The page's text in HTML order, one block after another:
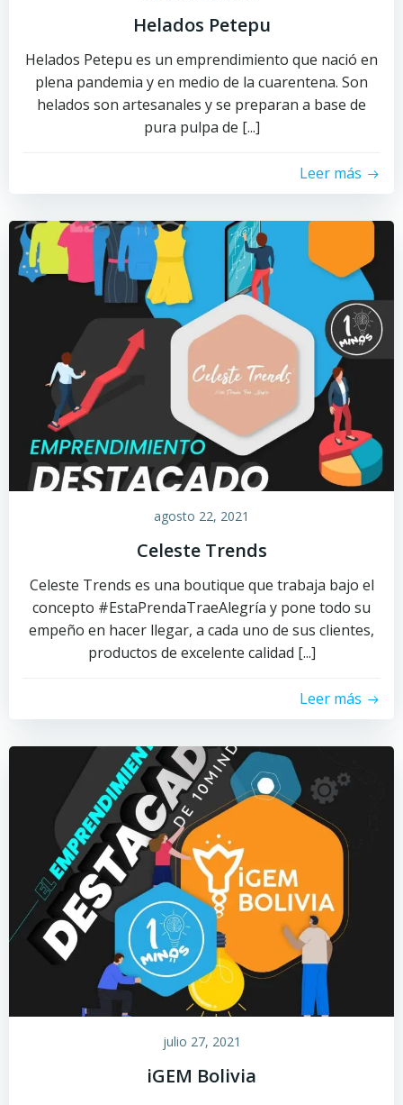
Helados Petepu
Helados Petepu es un emprendimiento que nació en
plena pandemia y en medio de la cuarentena. Son
helados son artesanales y se preparan a base de
pura pulpa de [...]
Leer más
agosto 22, 2021
Celeste Trends
Celeste Trends es una boutique que trabaja bajo el
concepto #EstaPrendaTraeAlegría y pone todo su
empeño en hacer llegar, a cada uno de sus clientes,
productos de excelente calidad [...]
Leer más
julio 27, 2021
iGEM Bolivia